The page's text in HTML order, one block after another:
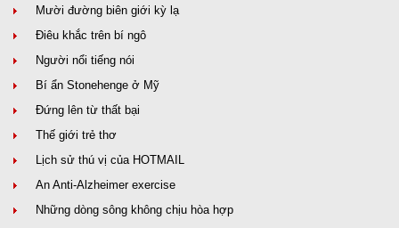
Mười đường biên giới kỳ lạ
Điêu khắc trên bí ngô
Người nổi tiếng nói
Bí ẩn Stonehenge ở Mỹ
Đứng lên từ thất bại
Thế giới trẻ thơ
Lịch sử thú vị của HOTMAIL
An Anti-Alzheimer exercise
Những dòng sông không chịu hòa hợp